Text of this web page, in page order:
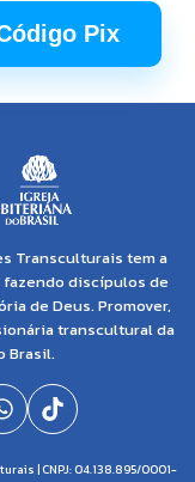
Pix
Transculturais tem a
fazendo discípulos de
de Deus. Promover,
transcultural da
Brasil.
| CNPJ: 04.138.895/0001-